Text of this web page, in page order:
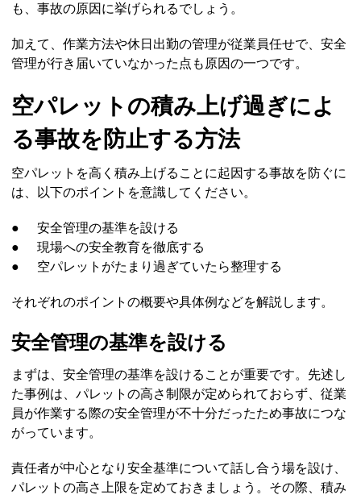
も、事故の原因に挙げられるでしょう。
加えて、作業方法や休日出勤の管理が従業員任せで、安全
管理が行き届いていなかった点も原因の一つです。
空パレットの積み上げ過ぎによ
る事故を防止する方法
空パレットを高く積み上げることに起因する事故を防ぐに
は、以下のポイントを意識してください。
●
安全管理の基準を設ける
●
現場への安全教育を徹底する
●
空パレットがたまり過ぎていたら整理する
それぞれのポイントの概要や具体例などを解説します。
安全管理の基準を設ける
まずは、安全管理の基準を設けることが重要です。先述し
た事例は、パレットの高さ制限が定められておらず、従業
員が作業する際の安全管理が不十分だったため事故につな
がっています。
責任者が中心となり安全基準について話し合う場を設け、
パレットの高さ上限を定めておきましょう。その際、積み